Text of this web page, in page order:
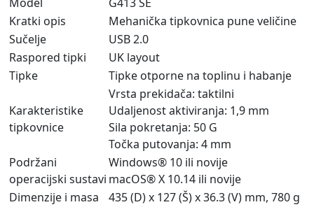
Model
G413 SE
Kratki opis
Mehanička tipkovnica pune veličine
Sučelje
USB 2.0
Raspored tipki
UK layout
Tipke
Tipke otporne na toplinu i habanje
Karakteristike
tipkovnice
Vrsta prekidača: taktilni
Udaljenost aktiviranja: 1,9 mm
Sila pokretanja: 50 G
Točka putovanja: 4 mm
Podržani
operacijski sustavi
Windows® 10 ili novije
macOS® X 10.14 ili novije
Dimenzije i masa
435 (D) x 127 (Š) x 36.3 (V) mm, 780 g